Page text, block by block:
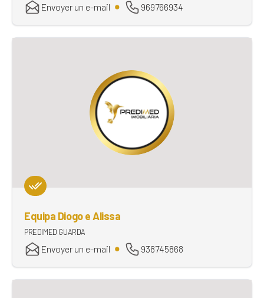
Envoyer un e-mail 969766934
Equipa Diogo e Alissa
PREDIMED GUARDA
Envoyer un e-mail 938745868